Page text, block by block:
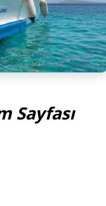
Sayfası